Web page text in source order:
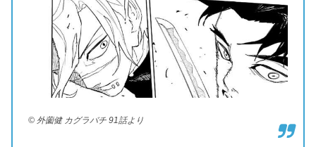
© 外薗健 カグラバチ 91話より